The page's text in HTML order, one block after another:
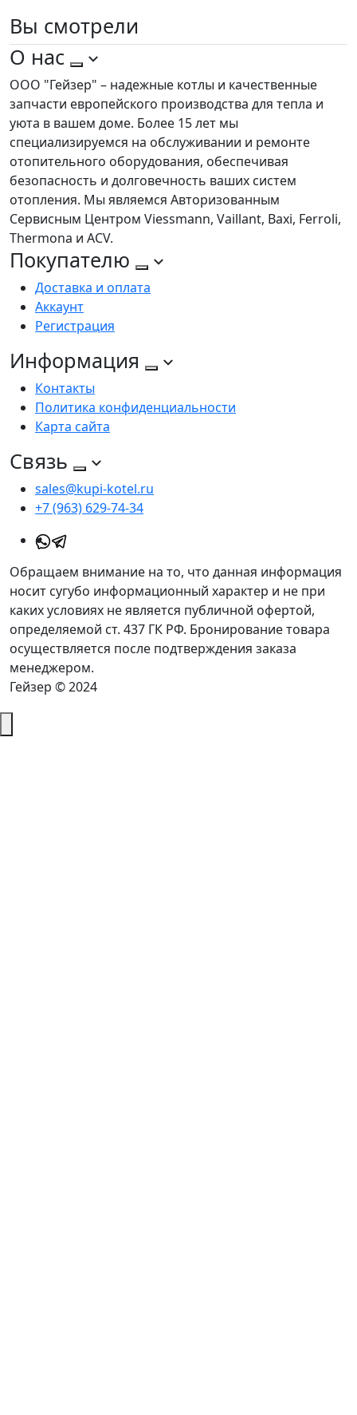
Вы смотрели
О нас
ООО "Гейзер" – надежные котлы и качественные
запчасти европейского производства для тепла и
уюта в вашем доме. Более 15 лет мы
специализируемся на обслуживании и ремонте
отопительного оборудования, обеспечивая
безопасность и долговечность ваших систем
отопления. Мы являемся Авторизованным
Сервисным Центром Viessmann, Vaillant, Baxi, Ferroli,
Thermona и ACV.
Покупателю
Доставка и оплата
Аккаунт
Регистрация
Информация
Контакты
Политика конфиденциальности
Карта сайта
Связь
sales@kupi-kotel.ru
+7 (963) 629-74-34
Обращаем внимание на то, что данная информация
носит сугубо информационный характер и не при
каких условиях не является публичной офертой,
определяемой ст. 437 ГК РФ. Бронирование товара
осуществляется после подтверждения заказа
менеджером.
Гейзер © 2024